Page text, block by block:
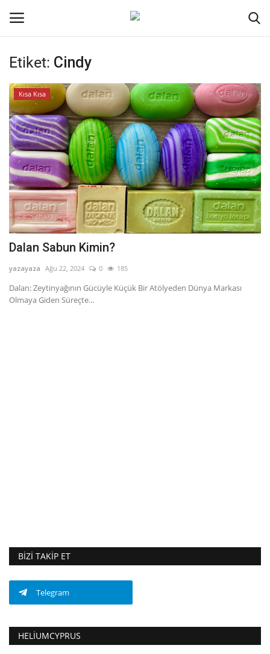
Oturum aç
Ana Sayfa
İletişim
Genel
Kodlama
Kripto Para
Dil
Etiket: Cindy
Kısa Kısa
Dalan Sabun Kimin?
yazayaza Ağu 22, 2024 0 185
Dalan: Zeytinyağının Gücüyle Küçük Bir Atölyeden Dünya Markası
Olmaya Giden Süreçte...
BIZI TAKIP ET
Telegram
HELIUMCYPRUS